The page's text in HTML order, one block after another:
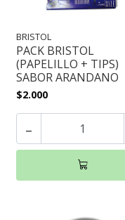
BRISTOL
PACK BRISTOL
(PAPELILLO + TIPS)
SABOR ARANDANO
$2.000
-